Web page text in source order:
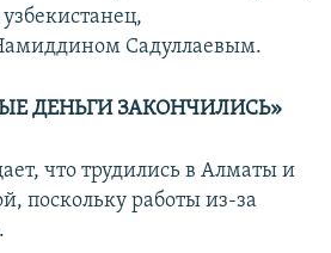
Садуллаевым.​
ДЕНЬГИ ЗАКОНЧИЛИСЬ»
что трудились в Алматы и
поскольку работы из-за